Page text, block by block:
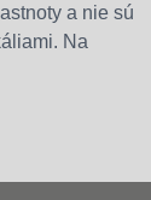
a nie sú
Na